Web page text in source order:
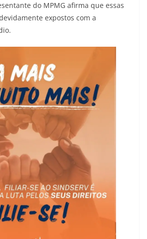
do MPMG afirma que essas
expostos com a